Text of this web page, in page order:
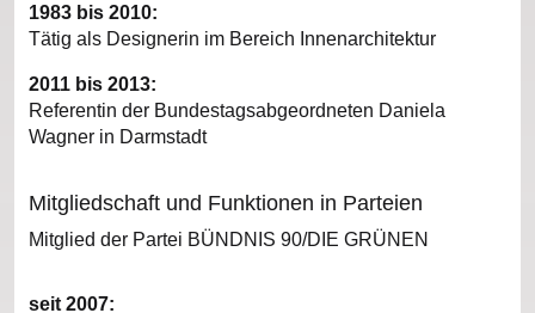
1983 bis 2010:
Tätig als Designerin im Bereich Innenarchitektur
2011 bis 2013:
Referentin der Bundestagsabgeordneten Daniela
Wagner in Darmstadt
Mitgliedschaft und Funktionen in Parteien
Mitglied der Partei BÜNDNIS 90/DIE GRÜNEN
seit 2007: